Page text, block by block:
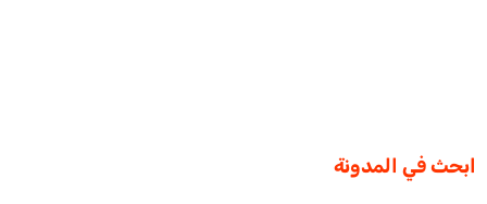
ابحث في المدونة